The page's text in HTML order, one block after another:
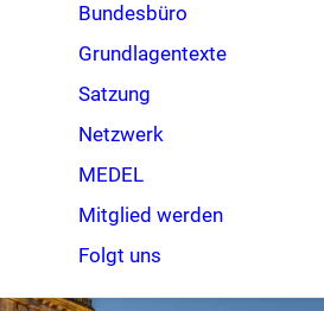
Bundesbüro
Grundlagentexte
Satzung
Netzwerk
MEDEL
Mitglied werden
Folgt uns